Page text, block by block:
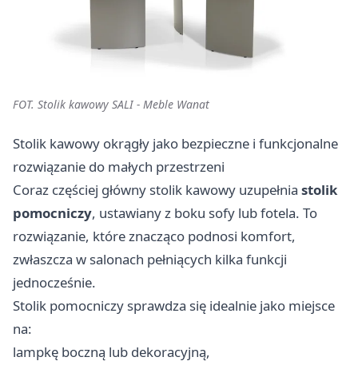
FOT. Stolik kawowy SALI - Meble Wanat
Stolik kawowy okrągły jako bezpieczne i funkcjonalne
rozwiązanie do małych przestrzeni
Coraz częściej główny stolik kawowy uzupełnia stolik
pomocniczy, ustawiany z boku sofy lub fotela. To
rozwiązanie, które znacząco podnosi komfort,
zwłaszcza w salonach pełniących kilka funkcji
jednocześnie.
Stolik pomocniczy sprawdza się idealnie jako miejsce
na:
lampkę boczną lub dekoracyjną,